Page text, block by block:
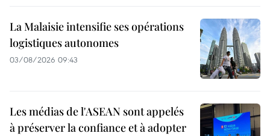
La Malaisie intensifie ses opérations
logistiques autonomes
03/08/2026 09:43
Les médias de l'ASEAN sont appelés
à préserver la confiance et à adopter